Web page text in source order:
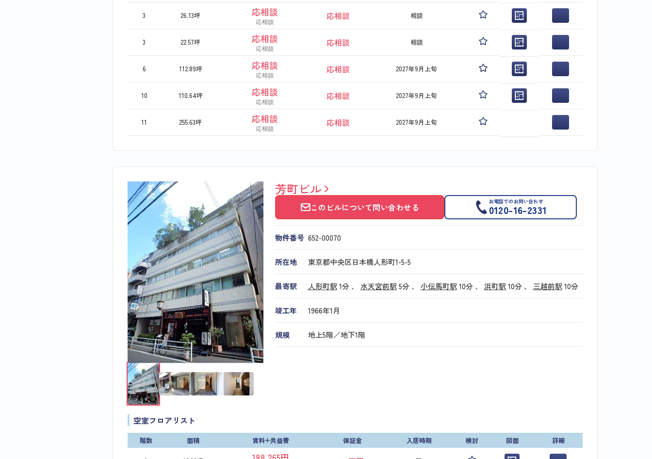
3 26.13坪 応相談
応相談
応相談 相談
3 22.57坪 応相談
応相談
応相談 相談
6 112.89坪 応相談
応相談
応相談 2027年9月上旬
10 110.64坪 応相談
応相談
応相談 2027年9月上旬
11 255.63坪 応相談
応相談
応相談 2027年9月上旬
芳町ビル
このビルについて問い合わせる
お電話でのお問い合わせ
0120-16-2331
物件番号 652​-​00070
所在地 東京都中央区日本橋人形町1-5-5
最寄駅 人形町駅1分 、 水天宮前駅5分 、 小伝馬町駅10分 、 浜町駅10分 、 三越前駅10分
竣工年 1966年1月
規模 地上5階／地下1階
空室フロアリスト
階数 面積 賃料+共益費 保証金 入居時期 検討 図面 詳細